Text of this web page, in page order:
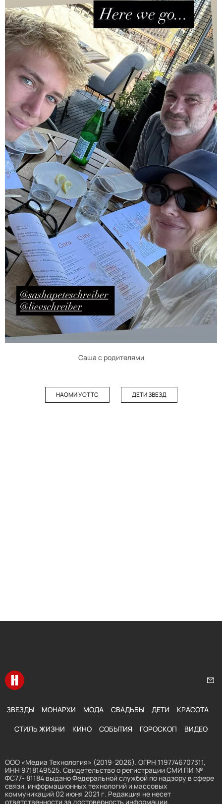
Саша с родителями
НАОМИ УОТТС ДЕТИ ЗВЕЗД
Перейти на главную
ЗВЕЗДЫ МОНАРХИ МОДА СВАДЬБЫ ДЕТИ КРАСОТА
СТИЛЬ ЖИЗНИ КИНО СОБЫТИЯ ГОРОСКОП ВИДЕО
ООО «Медиа Технология» (2019-2026). ОГРН 1197746707311,
ИНН 9718149525. Свидетельство о регистрации СМИ ПИ №
ФС77- 81184 выдано Федеральной службой по надзору в сфере
связи, информационных технологий и массовых
коммуникаций 02 июня 2021 г. Редакция не несет
ответственности за достоверность информации,